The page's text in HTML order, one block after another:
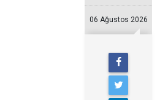
06 Ağustos 2026